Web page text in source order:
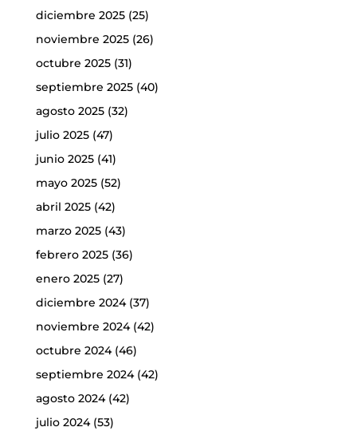
diciembre 2025(25)
noviembre 2025(26)
octubre 2025(31)
septiembre 2025(40)
agosto 2025(32)
julio 2025(47)
junio 2025(41)
mayo 2025(52)
abril 2025(42)
marzo 2025(43)
febrero 2025(36)
enero 2025(27)
diciembre 2024(37)
noviembre 2024(42)
octubre 2024(46)
septiembre 2024(42)
agosto 2024(42)
julio 2024(53)